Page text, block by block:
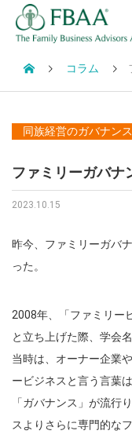
コラム
同族経営のガバナンス
ファミリーガバナ
2023.10.15
昨今、ファミリーガバ
った。
2008年、「ファミリー
と立ち上げた際、学会
当時は、オーナー企業
ービジネスと言う言葉
「ガバナンス」が流行
スよりさらに専門的な